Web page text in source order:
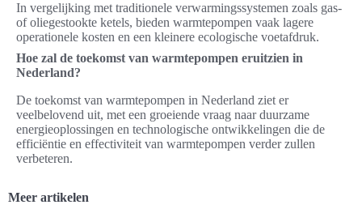
In vergelijking met traditionele verwarmingssystemen zoals gas-
of oliegestookte ketels, bieden warmtepompen vaak lagere
operationele kosten en een kleinere ecologische voetafdruk.
Hoe zal de toekomst van warmtepompen eruitzien in
Nederland?
De toekomst van warmtepompen in Nederland ziet er
veelbelovend uit, met een groeiende vraag naar duurzame
energieoplossingen en technologische ontwikkelingen die de
efficiëntie en effectiviteit van warmtepompen verder zullen
verbeteren.
Meer artikelen